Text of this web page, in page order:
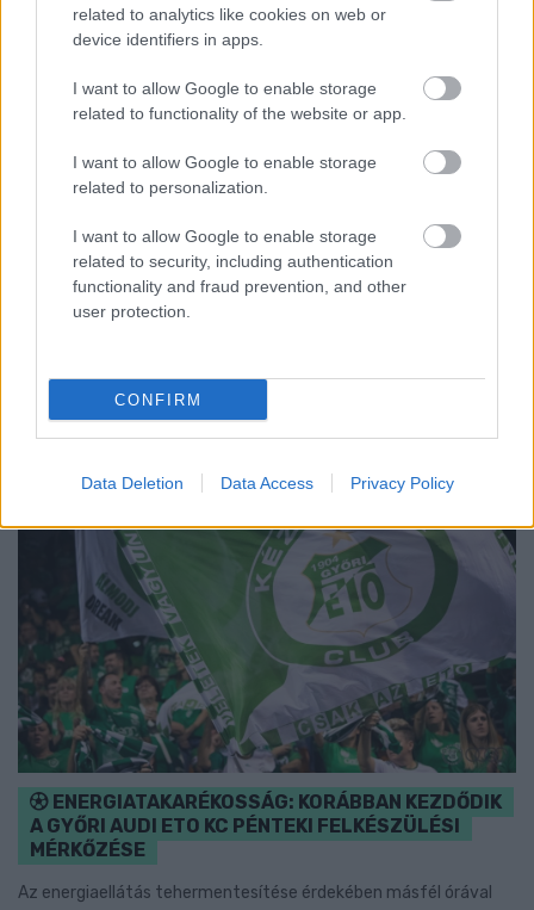
related to analytics like cookies on web or
device identifiers in apps.
I want to allow Google to enable storage
related to functionality of the website or app.
I want to allow Google to enable storage
related to personalization.
I want to allow Google to enable storage
related to security, including authentication
functionality and fraud prevention, and other
user protection.
CONFIRM
Data Deletion Data Access Privacy Policy
A BAROKK ÖSSZES ÁRNYALATA ÉS MÉG EGY SOR
GYŐRBEN
Középpontban a hagyományőrzés, de lesz Pogány Induló és
Majka koncert, jóga szeánsz, “borhajózás” és egy csomó minden
ENERGIATAKARÉKOSSÁG: KORÁBBAN KEZDŐDIK
A GYŐRI AUDI ETO KC PÉNTEKI FELKÉSZÜLÉSI
MÉRKŐZÉSE
Az energiaellátás tehermentesítése érdekében másfél órával